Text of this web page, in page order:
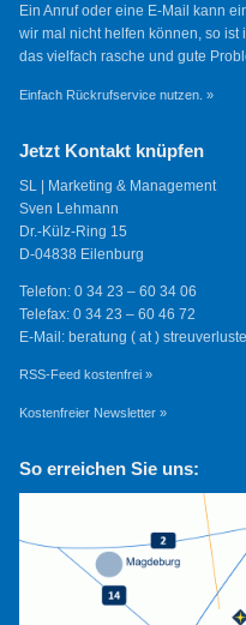
Ein Anruf oder eine E-Mail kann
wir mal nicht helfen können, so
das vielfach rasche und gute
Einfach Rückrufservice nutzen. »
Jetzt Kontakt knüpfen
SL | Marketing & Management
Sven Lehmann
Dr.-Külz-Ring 15
D-04838 Eilenburg
Telefon: 0 34 23 – 60 34 06
Telefax: 0 34 23 – 60 46 72
E-Mail: beratung ( at )
RSS-Feed kostenfrei »
Kostenfreier Newsletter »
So erreichen Sie uns: